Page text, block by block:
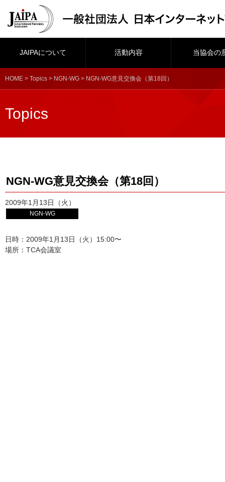
JAIPAについて 活動内容 当協会の
HOME > Topics > NGN-WG > NGN-WG意見交換会（第18回）
Topics
NGN-WG意見交換会（第18回）
2009年1月13日（火）
NGN-WG
日時：2009年1月13日（火）15:00〜
場所：TCA会議室